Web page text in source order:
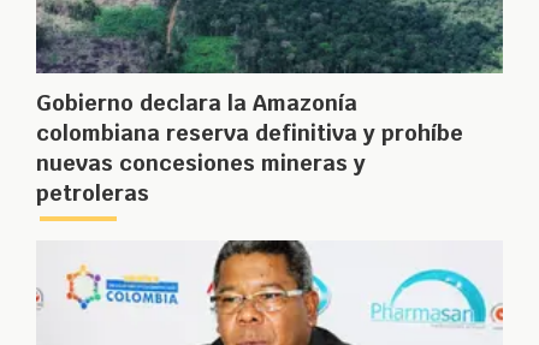
Gobierno declara la Amazonía
colombiana reserva definitiva y prohíbe
nuevas concesiones mineras y
petroleras